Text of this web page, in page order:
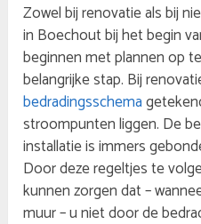
Zowel bij renovatie als bij
in Boechout bij het begin
beginnen met plannen op
belangrijke stap. Bij
bedradingsschema
stroompunten liggen. De
installatie is immers
Door deze regeltjes te
kunnen zorgen dat –
muur – u niet door de